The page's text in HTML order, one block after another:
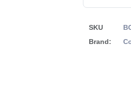
SKU
Brand: